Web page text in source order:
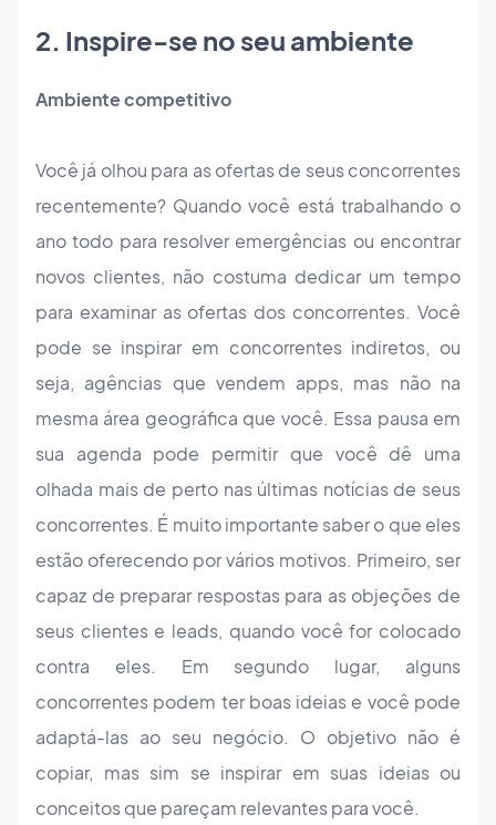
2. Inspire-se no seu ambiente
Ambiente competitivo
Você já olhou para as ofertas de seus concorrentes
recentemente? Quando você está trabalhando o
ano todo para resolver emergências ou encontrar
novos clientes, não costuma dedicar um tempo
para examinar as ofertas dos concorrentes. Você
pode se inspirar em concorrentes indiretos, ou
seja, agências que vendem apps, mas não na
mesma área geográfica que você. Essa pausa em
sua agenda pode permitir que você dê uma
olhada mais de perto nas últimas notícias de seus
concorrentes. É muito importante saber o que eles
estão oferecendo por vários motivos. Primeiro, ser
capaz de preparar respostas para as objeções de
seus clientes e leads, quando você for colocado
contra eles. Em segundo lugar, alguns
concorrentes podem ter boas ideias e você pode
adaptá-las ao seu negócio. O objetivo não é
copiar, mas sim se inspirar em suas ideias ou
conceitos que pareçam relevantes para você.